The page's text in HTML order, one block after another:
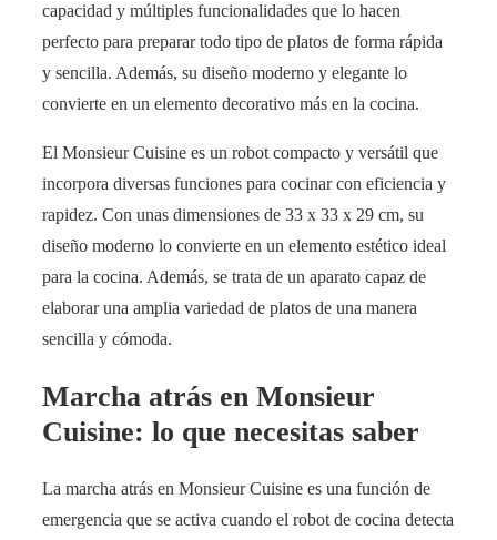
capacidad y múltiples funcionalidades que lo hacen
perfecto para preparar todo tipo de platos de forma rápida
y sencilla. Además, su diseño moderno y elegante lo
convierte en un elemento decorativo más en la cocina.
El Monsieur Cuisine es un robot compacto y versátil que
incorpora diversas funciones para cocinar con eficiencia y
rapidez. Con unas dimensiones de 33 x 33 x 29 cm, su
diseño moderno lo convierte en un elemento estético ideal
para la cocina. Además, se trata de un aparato capaz de
elaborar una amplia variedad de platos de una manera
sencilla y cómoda.
Marcha atrás en Monsieur
Cuisine: lo que necesitas saber
La marcha atrás en Monsieur Cuisine es una función de
emergencia que se activa cuando el robot de cocina detecta